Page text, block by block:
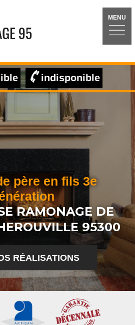
MENU
indisponible
père en fils 3e
RAMONAGE DE
95300
RÉALISATIONS